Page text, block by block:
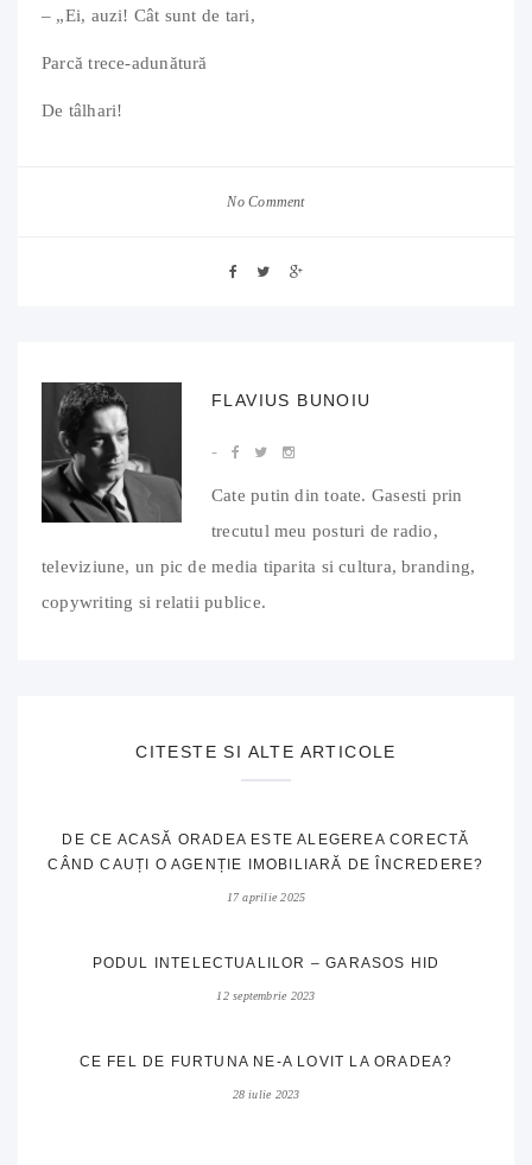
– „Ei, auzi! Cât sunt de tari,
Parcă trece-adunătură
De tâlhari!
No Comment
FLAVIUS BUNOIU
Cate putin din toate. Gasesti prin
trecutul meu posturi de radio,
televiziune, un pic de media tiparita si cultura, branding,
copywriting si relatii publice.
CITESTE SI ALTE ARTICOLE
DE CE ACASĂ ORADEA ESTE ALEGEREA CORECTĂ
CÂND CAUȚI O AGENȚIE IMOBILIARĂ DE ÎNCREDERE?
17 aprilie 2025
PODUL INTELECTUALILOR – GARASOS HID
12 septembrie 2023
CE FEL DE FURTUNA NE-A LOVIT LA ORADEA?
28 iulie 2023